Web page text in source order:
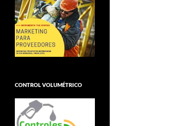
CONTROL VOLUMÉTRICO